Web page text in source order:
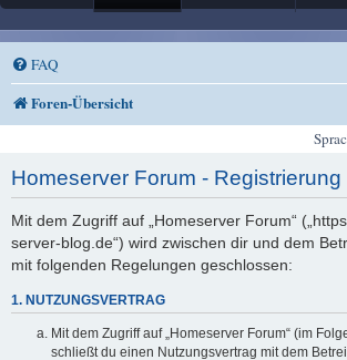
FAQ
Foren-Übersicht
Homeserver Forum - Registrierung
Mit dem Zugriff auf „Homeserver Forum“
server-blog.de“) wird zwischen dir und dem
mit folgenden Regelungen geschlossen:
1. NUTZUNGSVERTRAG
Mit dem Zugriff auf „Homeserver Forum“ (im
schließt du einen Nutzungsvertrag mit dem